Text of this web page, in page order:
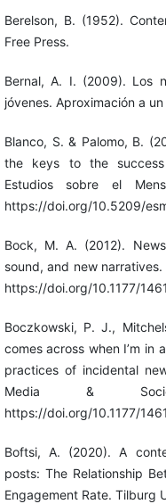
Berelson, B. (1952).
Free Press.
Bernal, A. I. (2009). Los
jóvenes. Aproximación a
Blanco, S. & Palomo, B.
the keys to the success
Estudios sobre el
https://doi.org/10.5209/
Bock, M. A. (2012).
sound, and new
https://doi.org/10.1177/
Boczkowski, P. J.,
comes across when I’m in
practices of incidental
Media &
https://doi.org/10.1177/
Boftsi, A. (2020). A
posts: The Relationship
Engagement Rate. Tilburg